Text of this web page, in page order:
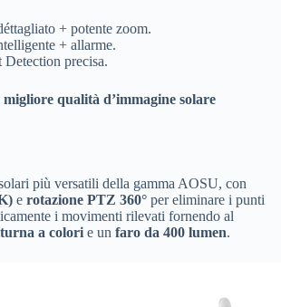
+ potente zoom.
+ allarme.
Detection precisa.
migliore qualità d’immagine solare
più versatili della gamma AOSU, con
e rotazione PTZ 360° per eliminare i punti
i movimenti rilevati fornendo al
a colori e un faro da 400 lumen.